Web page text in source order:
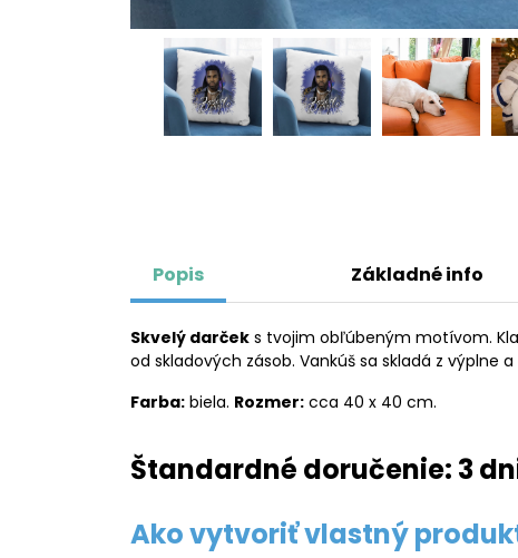
Popis Základné info
Skvelý darček s tvojim obľúbeným motívom.
od skladových zásob. Vankúš sa skladá z
Farba: biela. Rozmer: cca 40 x 40 cm.
Štandardné doručenie: 3
Ako vytvoriť vlastný